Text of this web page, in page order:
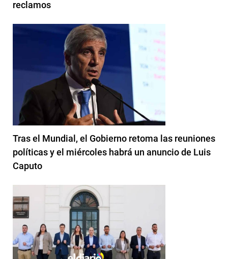
reclamos
Tras el Mundial, el Gobierno retoma las reuniones
políticas y el miércoles habrá un anuncio de Luis
Caputo